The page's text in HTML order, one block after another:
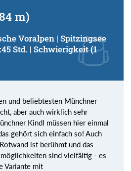
m)
Voralpen | Spitzingsee
Std. | Schwierigkeit (1
und beliebtesten Münchner
aber auch wirklich sehr
Kindl müssen hier einmal
gehört sich einfach so! Auch
ist berühmt und das
sind vielfältig - es
Variante mit